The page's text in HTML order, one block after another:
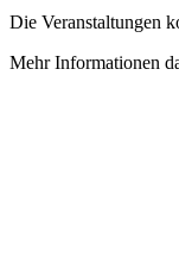
Die Veranstaltungen
Mehr Informationen